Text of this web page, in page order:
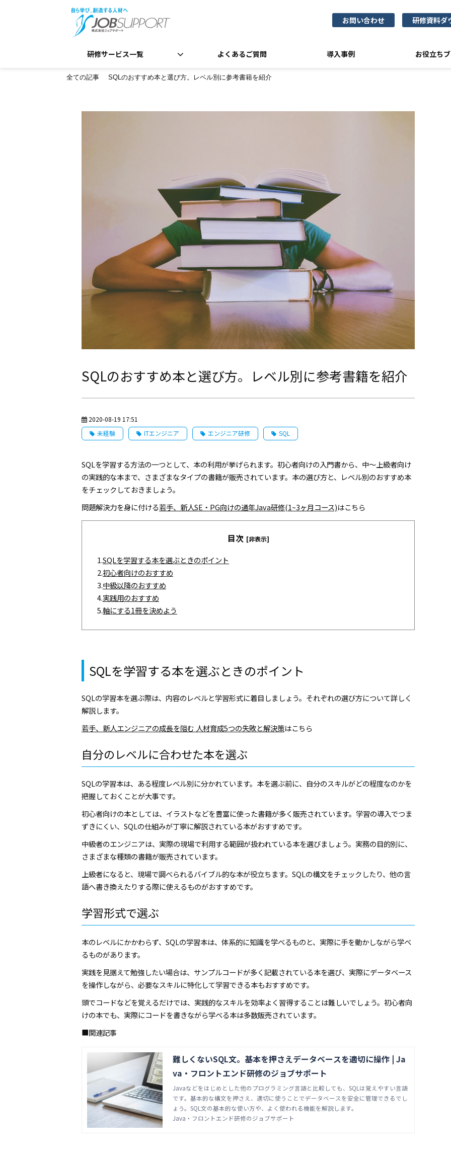
お問い合わせ 研修資料ダ
研修サービス一覧 よくあるご質問 導入事例 お役立ち
全ての記事 SQLのおすすめ本と選び方。レベル別に参考書籍を紹介
SQLのおすすめ本と選び方。レベル別に参考書籍を紹介
2020-08-19 17:51
未経験
ITエンジニア エンジニア研修 SQL
SQLを学習する方法の一つとして、本の利用が挙げられます。初心者向けの入門書から、中～上級者向け
の実践的な本まで、さまざまなタイプの書籍が販売されています。本の選び方と、レベル別のおすすめ本
をチェックしておきましょう。
問題解決力を身に付ける若手、新人SE・PG向けの通年Java研修(1~3ヶ月コース)はこちら
目次 [非表示]
1.SQLを学習する本を選ぶときのポイント
2.初心者向けのおすすめ
3.中級以降のおすすめ
4.実践用のおすすめ
5.軸にする1冊を決めよう
SQLを学習する本を選ぶときのポイント
SQLの学習本を選ぶ際は、内容のレベルと学習形式に着目しましょう。それぞれの選び方について詳しく
解説します。
若手、新人エンジニアの成長を阻む 人材育成5つの失敗と解決策はこちら
自分のレベルに合わせた本を選ぶ
SQLの学習本は、ある程度レベル別に分かれています。本を選ぶ前に、自分のスキルがどの程度なのかを
把握しておくことが大事です。
初心者向けの本としては、イラストなどを豊富に使った書籍が多く販売されています。学習の導入でつま
ずきにくい、SQLの仕組みが丁寧に解説されている本がおすすめです。
中級者のエンジニアは、実際の現場で利用する範囲が扱われている本を選びましょう。実務の目的別に、
さまざまな種類の書籍が販売されています。
上級者になると、現場で調べられるバイブル的な本が役立ちます。SQLの構文をチェックしたり、他の言
語へ書き換えたりする際に使えるものがおすすめです。
学習形式で選ぶ
本のレベルにかかわらず、SQLの学習本は、体系的に知識を学べるものと、実際に手を動かしながら学べ
るものがあります。
実践を見据えて勉強したい場合は、サンプルコードが多く記載されている本を選び、実際にデータベース
を操作しながら、必要なスキルに特化して学習できる本もおすすめです。
頭でコードなどを覚えるだけでは、実践的なスキルを効率よく習得することは難しいでしょう。初心者向
けの本でも、実際にコードを書きながら学べる本は多数販売されています。
■関連記事
難しくないSQL文。基本を押さえデータベースを適切に操作 | Ja
va・フロントエンド研修のジョブサポート
Javaなどをはじめとした他のプログラミング言語と比較しても、SQLは覚えやすい言語
です。基本的な構文を押さえ、適切に使うことでデータベースを安全に管理できるでし
ょう。SQL文の基本的な使い方や、よく使われる機能を解説します。
Java・フロントエンド研修のジョブサポート